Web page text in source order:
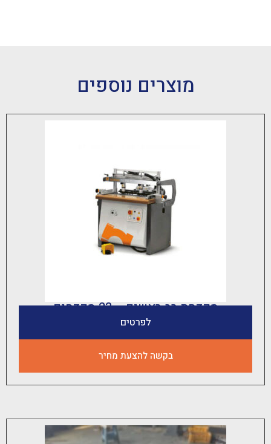
מוצרים נוספים
רב ראשים – 23 מקדחים
בקשה להצעת מחיר